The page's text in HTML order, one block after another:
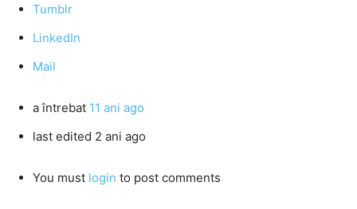
Tumblr
LinkedIn
Mail
a întrebat 11 ani ago
last edited 2 ani ago
You must login to post comments